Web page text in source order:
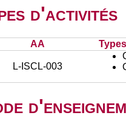
d'activités
AA
L-ISCL-003